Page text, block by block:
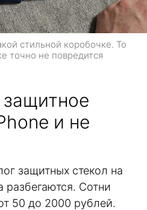
стильной коробочке. То
точно не повредится
и не
защитных стекол на
разбегаются. Сотни
50 до 2000 рублей.